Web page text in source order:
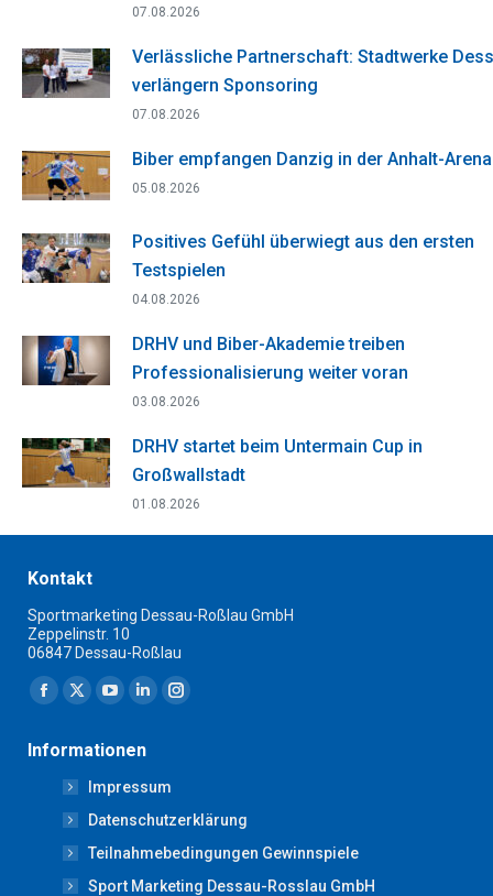
07.08.2026
Verlässliche Partnerschaft: Stadtwerke
verlängern Sponsoring
07.08.2026
Biber empfangen Danzig in der Anhalt-Arena
05.08.2026
Positives Gefühl überwiegt aus den ersten
Testspielen
04.08.2026
DRHV und Biber-Akademie treiben
Professionalisierung weiter voran
03.08.2026
DRHV startet beim Untermain Cup in
Großwallstadt
01.08.2026
Kontakt
Sportmarketing Dessau-Roßlau GmbH
Zeppelinstr. 10
06847 Dessau-Roßlau
Finden Sie uns auf:
Facebook
opens
new
window
X
opens
in
new
window
YouTube
opens
in
new
window
Linkedin
opens
in
new
window
Instagram
new
window
Informationen
Impressum
Datenschutzerklärung
Teilnahmebedingungen Gewinnspiele
Sport Marketing Dessau-Rosslau GmbH